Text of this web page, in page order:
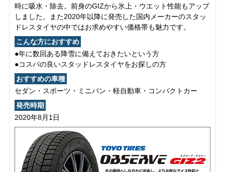
時に吸水・除去。前身のGIZから氷上・ウエット性能もアップ
しました。また2020年以降に発売した国内メーカーのスタッ
ドレスタイヤの中ではお求めやすい価格帯も魅力です。
こんな方におすすめ
●年に数回ある降雪に備えておきたいという方
●コスパの良いスタッドレスタイヤをお探しの方
おすすめの車種
セダン・スポーツ・ミニバン・軽自動車・コンパクトカー
発売時期
2020年8月1日